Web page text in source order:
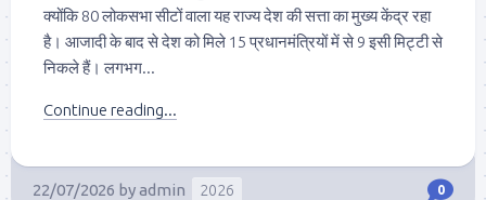
क्योंकि 80 लोकसभा सीटों वाला यह राज्य देश की सत्ता का मुख्य केंद्र रहा
है। आजादी के बाद से देश को मिले 15 प्रधानमंत्रियों में से 9 इसी मिट्टी से
निकले हैं। लगभग...
Continue reading...
22/07/2026 byadmin 2026 0